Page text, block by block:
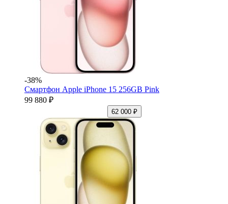
-38%
Смартфон Apple iPhone 15 256GB Pink
99 880 ₽
62 000 ₽